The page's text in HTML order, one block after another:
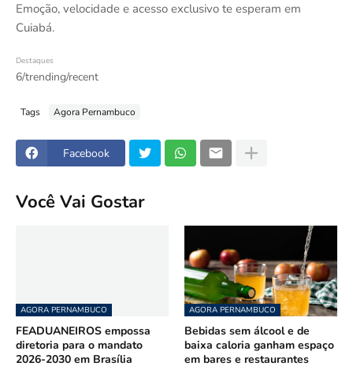
Emoção, velocidade e acesso exclusivo te esperam em
Cuiabá.
Destaques
6/trending/recent
Tags Agora Pernambuco
Facebook
Você Vai Gostar
AGORA PERNAMBUCO
FEADUANEIROS empossa
diretoria para o mandato
2026-2030 em Brasília
AGORA PERNAMBUCO
Bebidas sem álcool e de
baixa caloria ganham espaço
em bares e restaurantes